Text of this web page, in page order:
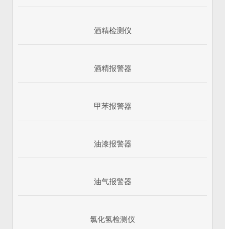
酒精检测仪
酒精报警器
甲苯报警器
油漆报警器
油气报警器
氯化氢检测仪